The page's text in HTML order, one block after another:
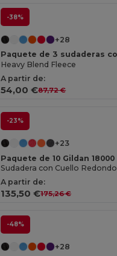
-38%
+28
Heavy Blend Fleece
A partir de:
54,00 €87,72 €
-23%
+23
Paquete de 10 Gildan 18000
Sudadera con Cuello Redondo
A partir de:
135,50 €175,26 €
-48%
+28